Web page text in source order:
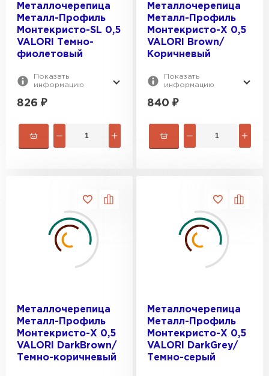
Металлочерепица
Металл-Профиль
Монтекристо-SL 0,5
VALORI Темно-
фиолетовый
Показать
информацию
826 ₽
Металлочерепица
Металл-Профиль
Монтекристо-X 0,5
VALORI Brown/
Коричневый
Показать
информацию
840 ₽
Металлочерепица
Металл-Профиль
Монтекристо-X 0,5
VALORI DarkBrown/
Темно-коричневый
Металлочерепица
Металл-Профиль
Монтекристо-X 0,5
VALORI DarkGrey/
Темно-серый